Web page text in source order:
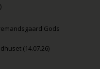
Gods
(14.07.26)